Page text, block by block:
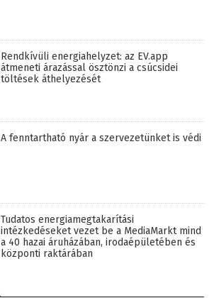
Rendkívüli energiahelyzet: az EV.app
átmeneti árazással ösztönzi a csúcsidei
töltések áthelyezését
A fenntartható nyár a szervezetünket is védi
Tudatos energiamegtakarítási
intézkedéseket vezet be a MediaMarkt mind
a 40 hazai áruházában, irodaépületében és
központi raktárában